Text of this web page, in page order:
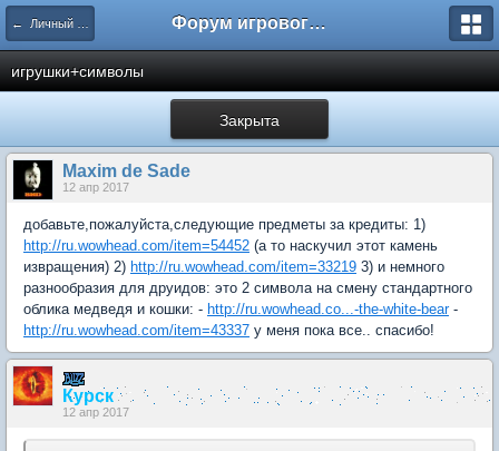
← Личный кабинет Форум игрового проекта Riverrise
игрушки+символы
Закрыта
Maxim de Sade
12 апр 2017
добавьте,пожалуйста,следующие предметы за кредиты: 1)
http://ru.wowhead.com/item=54452 (а то наскучил этот камень
извращения) 2) http://ru.wowhead.com/item=33219 3) и немного
разнообразия для друидов: это 2 символа на смену стандартного
облика медведя и кошки: - http://ru.wowhead.co...-the-white-bear-
http://ru.wowhead.com/item=43337 у меня пока все.. спасибо!
Курск
12 апр 2017